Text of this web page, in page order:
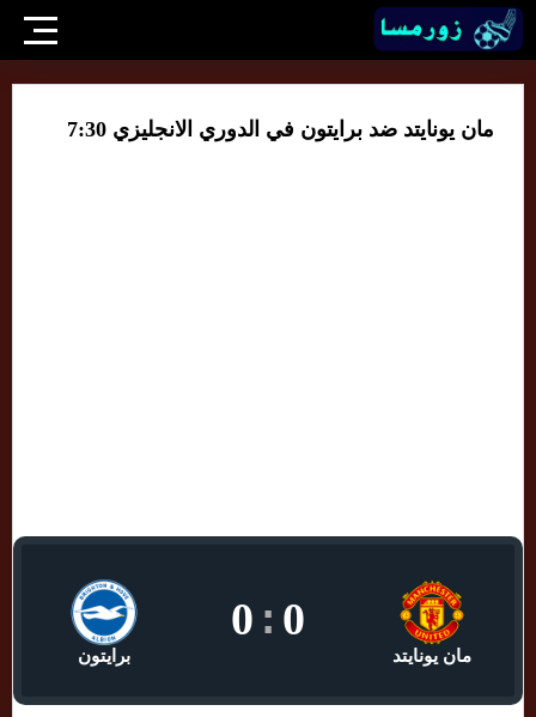
مان يونايتد ضد برايتون في الدوري الانجليزي 7:30
مان يونايتد
0
:
0
برايتون